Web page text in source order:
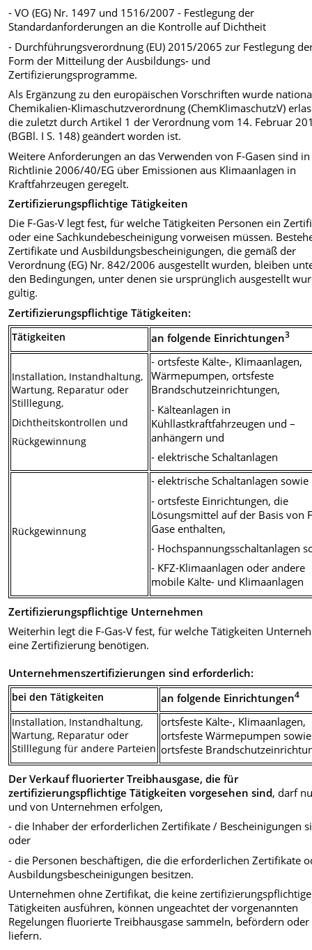
- VO (EG) Nr. 1497 und 1516/2007 - Festlegung der
Standardanforderungen an die Kontrolle auf Dichtheit
- Durchführungsverordnung (EU) 2015/2065 zur Festlegung
Form der Mitteilung der Ausbildungs- und
Zertifizierungsprogramme.
Als Ergänzung zu den europäischen Vorschriften wurde
Chemikalien-Klimaschutzverordnung (ChemKlimaschutzV)
die zuletzt durch Artikel 1 der Verordnung vom 14. Februar
(BGBl. I S. 148) geändert worden ist.
Weitere Anforderungen an das Verwenden von F-Gasen sind
Richtlinie 2006/40/EG über Emissionen aus Klimaanlagen in
Kraftfahrzeugen geregelt.
Zertifizierungspflichtige Tätigkeiten
Die F-Gas-V legt fest, für welche Tätigkeiten Personen ein
oder eine Sachkundebescheinigung vorweisen müssen.
Zertifikate und Ausbildungsbescheinigungen, die gemäß der
Verordnung (EG) Nr. 842/2006 ausgestellt wurden, bleiben
den Bedingungen, unter denen sie ursprünglich ausgestellt
gültig.
Zertifizierungspflichtige Tätigkeiten:
Tätigkeiten an folgende Einrichtungen3
Installation, Instandhaltung,
Wartung, Reparatur oder
Stilllegung,
Dichtheitskontrollen und
Rückgewinnung
- ortsfeste Kälte-, Klimaanlagen,
Wärmepumpen, ortsfeste
Brandschutzeinrichtungen,
- Kälteanlagen in
Kühllastkraftfahrzeugen und –
anhängern und
- elektrische Schaltanlagen
Rückgewinnung
- elektrische Schaltanlagen sowie
- ortsfeste Einrichtungen, die
Lösungsmittel auf der Basis von
Gase enthalten,
- Hochspannungsschaltanlagen
- KFZ-Klimaanlagen oder andere
mobile Kälte- und Klimaanlagen
Zertifizierungspflichtige Unternehmen
Weiterhin legt die F-Gas-V fest, für welche Tätigkeiten
eine Zertifizierung benötigen.
Unternehmenszertifizierungen sind erforderlich:
bei den Tätigkeiten an folgende Einrichtungen4
Installation, Instandhaltung,
Wartung, Reparatur oder
Stilllegung für andere Parteien
ortsfeste Kälte-, Klimaanlagen,
ortsfeste Wärmepumpen sowie
ortsfeste
Der Verkauf fluorierter Treibhausgase, die für
zertifizierungspflichtige Tätigkeiten vorgesehen sind, darf
und von Unternehmen erfolgen,
- die Inhaber der erforderlichen Zertifikate / Bescheinigungen
oder
- die Personen beschäftigen, die die erforderlichen Zertifikate
Ausbildungsbescheinigungen besitzen.
Unternehmen ohne Zertifikat, die keine
Tätigkeiten ausführen, können ungeachtet der vorgenannten
Regelungen fluorierte Treibhausgase sammeln, befördern oder
liefern.